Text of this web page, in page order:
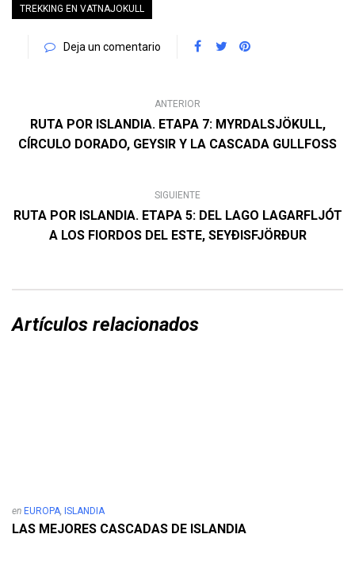
TREKKING EN VATNAJOKULL
Deja un comentario
ANTERIOR
RUTA POR ISLANDIA. ETAPA 7: MYRDALSJÖKULL,
CÍRCULO DORADO, GEYSIR Y LA CASCADA GULLFOSS
SIGUIENTE
RUTA POR ISLANDIA. ETAPA 5: DEL LAGO LAGARFLJÓT
A LOS FIORDOS DEL ESTE, SEYÐISFJÖRÐUR
Artículos relacionados
en EUROPA, ISLANDIA
LAS MEJORES CASCADAS DE ISLANDIA